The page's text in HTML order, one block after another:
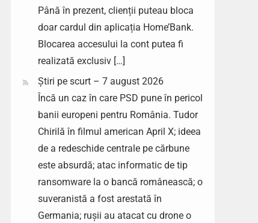
Până în prezent, clienții puteau bloca
doar cardul din aplicația Home’Bank.
Blocarea accesului la cont putea fi
realizată exclusiv […]
Știri pe scurt – 7 august 2026
Încă un caz în care PSD pune în pericol
banii europeni pentru România. Tudor
Chirilă în filmul american April X; ideea
de a redeschide centrale pe cărbune
este absurdă; atac informatic de tip
ransomware la o bancă românească; o
suveranistă a fost arestată în
Germania; rușii au atacat cu drone o